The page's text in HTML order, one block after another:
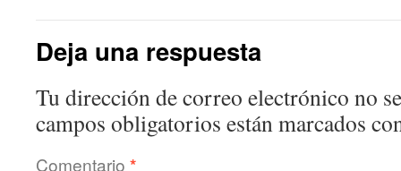
Deja una respuesta
Tu dirección de correo electrónico no
campos obligatorios están marcados
Comentario *